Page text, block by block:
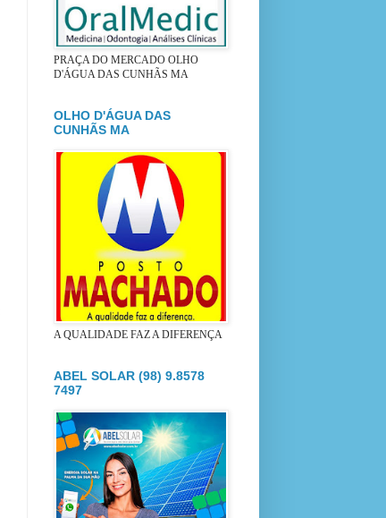
PRAÇA DO MERCADO OLHO
D'ÁGUA DAS CUNHÃS MA
OLHO D'ÁGUA DAS
CUNHÃS MA
A QUALIDADE FAZ A DIFERENÇA
ABEL SOLAR (98) 9.8578
7497